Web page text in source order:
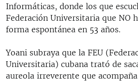
Informáticas, donde los que
Federación Universitaria que NO
forma espontánea en 53 años.
Yoani subraya que la FEU
Universitaria) cubana trató de
aureola irreverente que